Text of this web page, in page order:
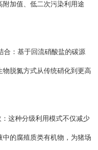
加值、低二次污染利用途
合：基于回流硝酸盐的碳源
脱氮方式从传统硝化到更高
这种分级利用模式不仅减少
的腐殖质类有机物，为猪场